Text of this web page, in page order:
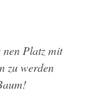
Platz mit
zu werden